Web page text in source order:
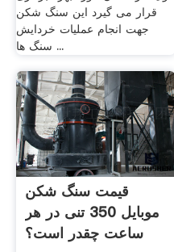
قرار می گیرد این سنگ شکن
جهت انجام عملیات خردایش
سنگ ها ...
قیمت سنگ شکن
موبایل 350 تنی در هر
ساعت چقدر است؟